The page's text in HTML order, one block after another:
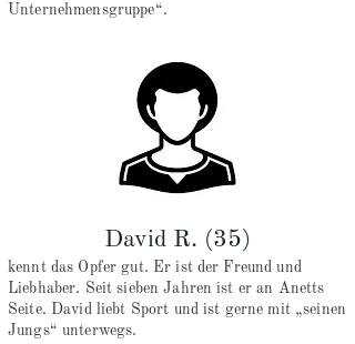
Unternehmensgruppe“.
David R. (35)
kennt das Opfer gut. Er ist der Freund und
Liebhaber. Seit sieben Jahren ist er an Anetts
Seite. David liebt Sport und ist gerne mit „seinen
Jungs“ unterwegs.